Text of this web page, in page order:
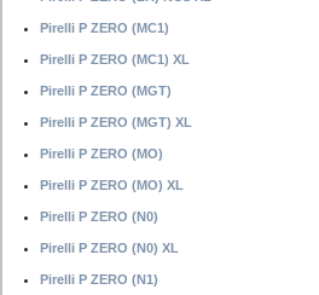
Pirelli P ZERO (MC1)
Pirelli P ZERO (MC1) XL
Pirelli P ZERO (MGT)
Pirelli P ZERO (MGT) XL
Pirelli P ZERO (MO)
Pirelli P ZERO (MO) XL
Pirelli P ZERO (N0)
Pirelli P ZERO (N0) XL
Pirelli P ZERO (N1)